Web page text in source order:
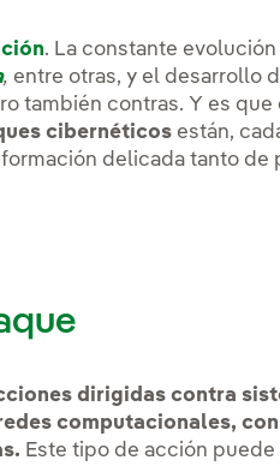
. La constante
, entre otras, y el desarrollo
también contras. Y es que
cibernéticos están,
delicada tanto de
dirigidas contra
computacionales,
Este tipo de acción